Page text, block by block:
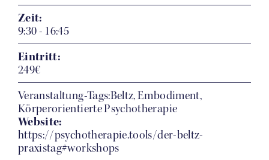
Zeit:
9:30 - 16:45
Eintritt:
249€
Veranstaltung-Tags:Beltz, Embodiment,
Körperorientierte Psychotherapie
Website:
https://psychotherapie.tools/der-beltz-
praxistag#workshops